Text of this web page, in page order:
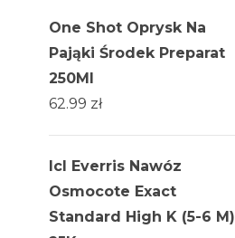
One Shot Oprysk Na
Pająki Środek Preparat
250Ml
62.99 zł
Icl Everris Nawóz
Osmocote Exact
Standard High K (5-6 M)